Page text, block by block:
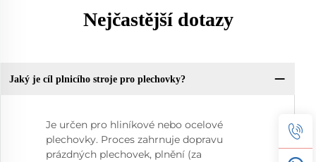
Nejčastější dotazy
Jaký je cíl plnicího stroje pro plechovky?
Je určen pro hliníkové nebo ocelové
plechovky. Proces zahrnuje dopravu
prázdných plechovek, plnění (za